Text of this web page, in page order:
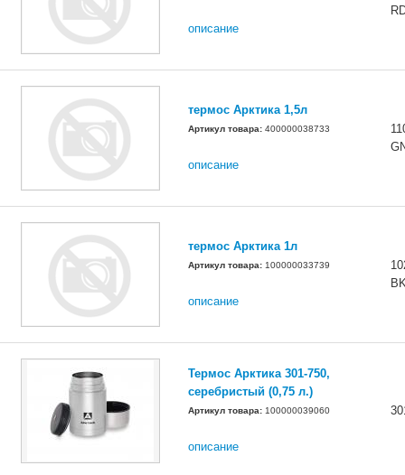
описание
термос Арктика 1,5л
Артикул товара: 400000038733
описание
термос Арктика 1л
Артикул товара: 100000033739
описание
Термос Арктика 301-750,
серебристый (0,75 л.)
Артикул товара: 100000039060
описание